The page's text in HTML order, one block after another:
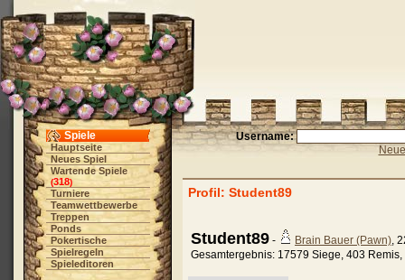
Spiele
Hauptseite
Neues Spiel
Wartende Spiele
(318)
Turniere
Teamwettbewerbe
Treppen
Ponds
Pokertische
Spielregeln
Spieleditoren
Username:
Profil: Student89
Student89 - Brain Bauer (Pawn),
Gesamtergebnis: 17579 Siege, 403